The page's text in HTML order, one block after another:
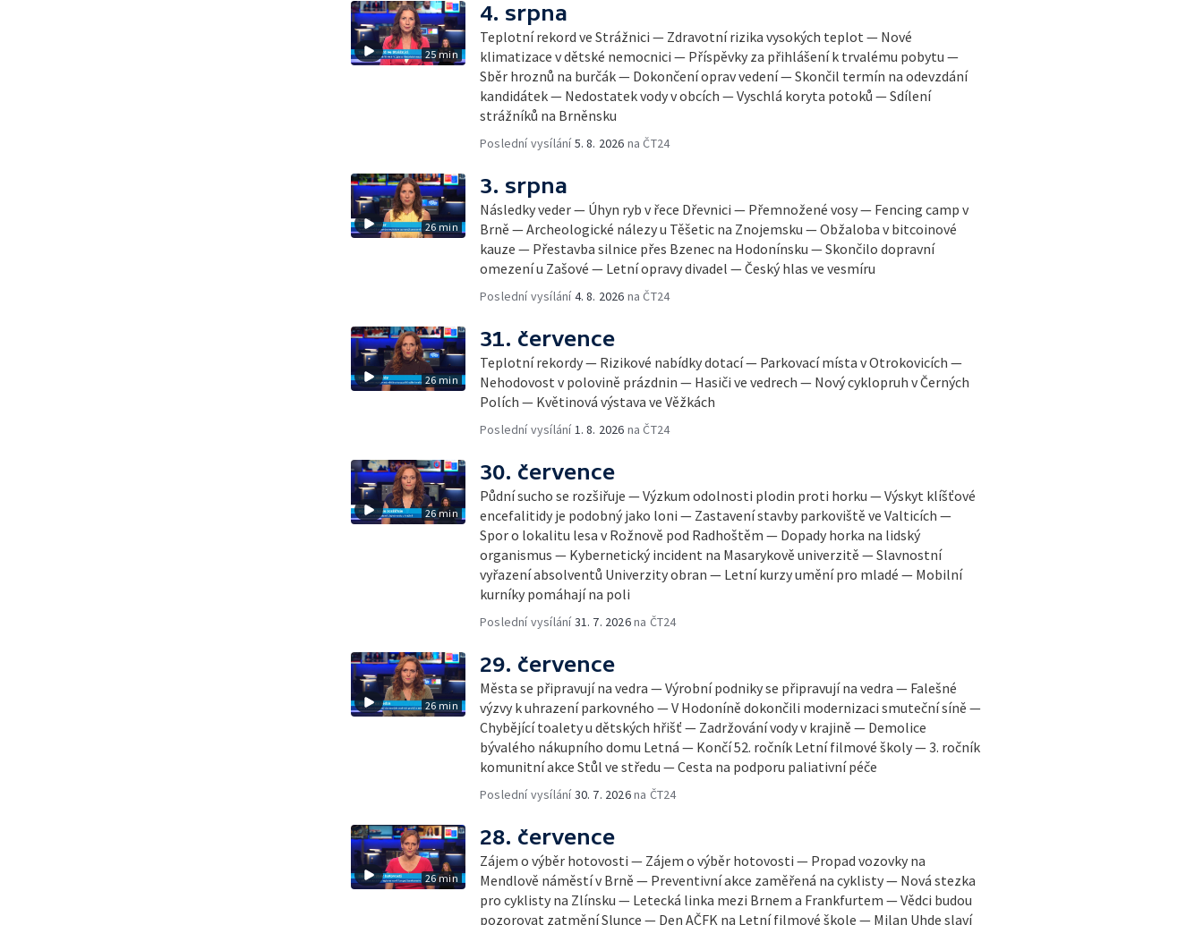
25 min
4. srpna
Teplotní rekord ve Strážnici — Zdravotní rizika vysokých teplot — Nové
klimatizace v dětské nemocnici — Příspěvky za přihlášení k trvalému pobytu —
Sběr hroznů na burčák — Dokončení oprav vedení — Skončil termín na odevzdání
kandidátek — Nedostatek vody v obcích — Vyschlá koryta potoků — Sdílení
strážníků na Brněnsku
Poslední vysílání5. 8. 2026 na ČT24
26 min
3. srpna
Následky veder — Úhyn ryb v řece Dřevnici — Přemnožené vosy — Fencing camp v
Brně — Archeologické nálezy u Těšetic na Znojemsku — Obžaloba v bitcoinové
kauze — Přestavba silnice přes Bzenec na Hodonínsku — Skončilo dopravní
omezení u Zašové — Letní opravy divadel — Český hlas ve vesmíru
Poslední vysílání4. 8. 2026 na ČT24
26 min
31. července
Teplotní rekordy — Rizikové nabídky dotací — Parkovací místa v Otrokovicích —
Nehodovost v polovině prázdnin — Hasiči ve vedrech — Nový cyklopruh v Černých
Polích — Květinová výstava ve Věžkách
Poslední vysílání1. 8. 2026 na ČT24
26 min
30. července
Půdní sucho se rozšiřuje — Výzkum odolnosti plodin proti horku — Výskyt klíšťové
encefalitidy je podobný jako loni — Zastavení stavby parkoviště ve Valticích —
Spor o lokalitu lesa v Rožnově pod Radhoštěm — Dopady horka na lidský
organismus — Kybernetický incident na Masarykově univerzitě — Slavnostní
vyřazení absolventů Univerzity obran — Letní kurzy umění pro mladé — Mobilní
kurníky pomáhají na poli
Poslední vysílání31. 7. 2026na ČT24
26 min
29. července
Města se připravují na vedra — Výrobní podniky se připravují na vedra — Falešné
výzvy k uhrazení parkovného — V Hodoníně dokončili modernizaci smuteční síně —
Chybějící toalety u dětských hřišť — Zadržování vody v krajině — Demolice
bývalého nákupního domu Letná — Končí 52. ročník Letní filmové školy — 3. ročník
komunitní akce Stůl ve středu — Cesta na podporu paliativní péče
Poslední vysílání30. 7. 2026na ČT24
26 min
28. července
Zájem o výběr hotovosti — Zájem o výběr hotovosti — Propad vozovky na
Mendlově náměstí v Brně — Preventivní akce zaměřená na cyklisty — Nová stezka
pro cyklisty na Zlínsku — Letecká linka mezi Brnem a Frankfurtem — Vědci budou
pozorovat zatmění Slunce — Den AČFK na Letní filmové škole — Milan Uhde slaví